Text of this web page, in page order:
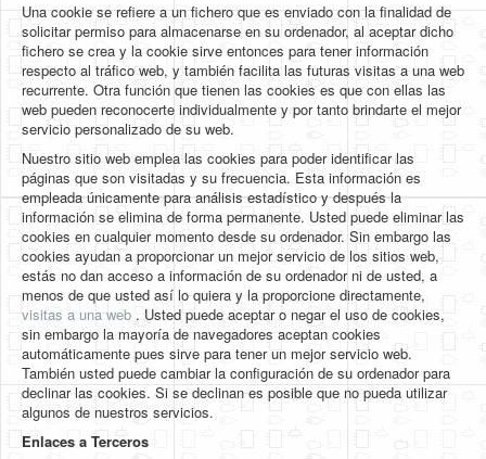
Contact Us
Terms and Conditions
Privacy Policy
Una cookie se refiere a un fichero que es enviado con la finalidad de
solicitar permiso para almacenarse en su ordenador, al aceptar dicho
fichero se crea y la cookie sirve entonces para tener información
respecto al tráfico web, y también facilita las futuras visitas a una web
recurrente. Otra función que tienen las cookies es que con ellas las
web pueden reconocerte individualmente y por tanto brindarte el mejor
servicio personalizado de su web.
Nuestro sitio web emplea las cookies para poder identificar las
páginas que son visitadas y su frecuencia. Esta información es
empleada únicamente para análisis estadístico y después la
información se elimina de forma permanente. Usted puede eliminar las
cookies en cualquier momento desde su ordenador. Sin embargo las
cookies ayudan a proporcionar un mejor servicio de los sitios web,
estás no dan acceso a información de su ordenador ni de usted, a
menos de que usted así lo quiera y la proporcione directamente,
visitas a una web . Usted puede aceptar o negar el uso de cookies,
sin embargo la mayoría de navegadores aceptan cookies
automáticamente pues sirve para tener un mejor servicio web.
También usted puede cambiar la configuración de su ordenador para
declinar las cookies. Si se declinan es posible que no pueda utilizar
algunos de nuestros servicios.
Enlaces a Terceros